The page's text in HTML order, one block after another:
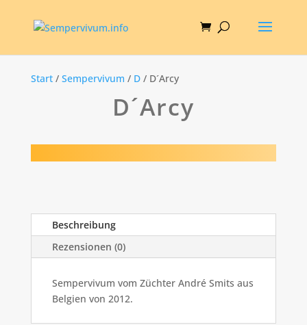
Start/ Sempervivum / D/ D´Arcy
D´Arcy
Beschreibung
Rezensionen (0)
Sempervivum vom Züchter André Smits aus
Belgien von 2012.